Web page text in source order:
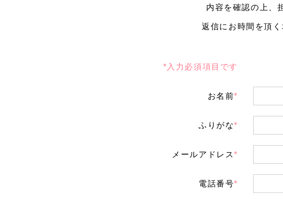
内容を確認の上、
返信にお時間を頂
*入力必須項目です
お名前*
ふりがな*
メールアドレス*
電話番号*